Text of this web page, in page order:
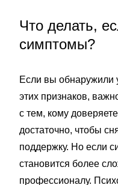
Что делать,
симптомы?
Если вы обнаружили
этих признаков,
с тем, кому
достаточно, чтобы
поддержку. Но если
становится более
профессионалу.